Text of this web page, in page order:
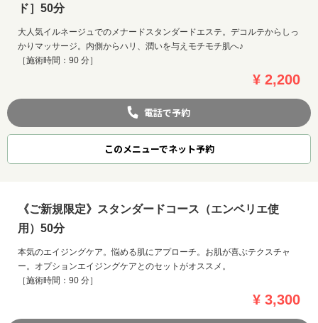
お問い合わせ
ド］50分
大人気イルネージュでのメナードスタンダードエステ。デコルテからしっ
かりマッサージ。内側からハリ、潤いを与えモチモチ肌へ♪
［施術時間：90 分］
¥ 2,200
電話で予約
このメニューでネット予約
《ご新規限定》スタンダードコース（エンベリエ使
用）50分
本気のエイジングケア。悩める肌にアプローチ。お肌が喜ぶテクスチャ
ー。オプションエイジングケアとのセットがオススメ。
［施術時間：90 分］
¥ 3,300